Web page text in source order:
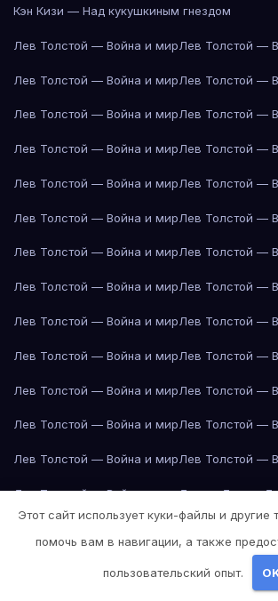
Кэн Кизи — Над кукушкиным гнездом
Лев Толстой — Война и мирЛев Толстой —
Лев Толстой — Война и мирЛев Толстой —
Лев Толстой — Война и мирЛев Толстой —
Лев Толстой — Война и мирЛев Толстой —
Лев Толстой — Война и мирЛев Толстой —
Лев Толстой — Война и мирЛев Толстой —
Лев Толстой — Война и мирЛев Толстой —
Лев Толстой — Война и мирЛев Толстой —
Лев Толстой — Война и мирЛев Толстой —
Лев Толстой — Война и мирЛев Толстой —
Лев Толстой — Война и мирЛев Толстой —
Лев Толстой — Война и мирЛев Толстой —
Лев Толстой — Война и мирЛев Толстой —
Лев Толстой — Война и мирЛондонЛондон
Лос-Анджелес
Лос-Анджелес
Этот сайт использует куки-файлы и другие
помочь вам в навигации, а также
пользовательский опыт.